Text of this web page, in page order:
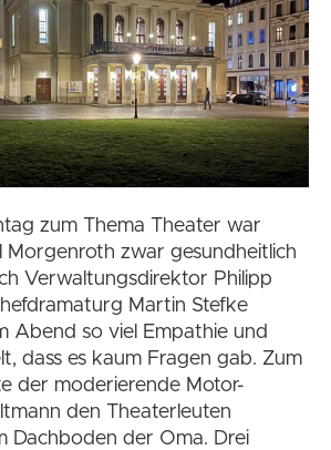
zum Thema Theater war
Morgenroth zwar gesundheitlich
Verwaltungsdirektor Philipp
Martin Stefke
Abend so viel Empathie und
dass es kaum Fragen gab. Zum
der moderierende Motor-
den Theaterleuten
Dachboden der Oma. Drei